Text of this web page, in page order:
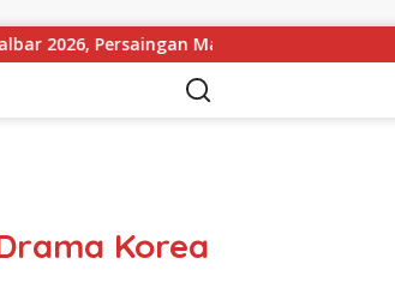
Masih Terbuka
Korea